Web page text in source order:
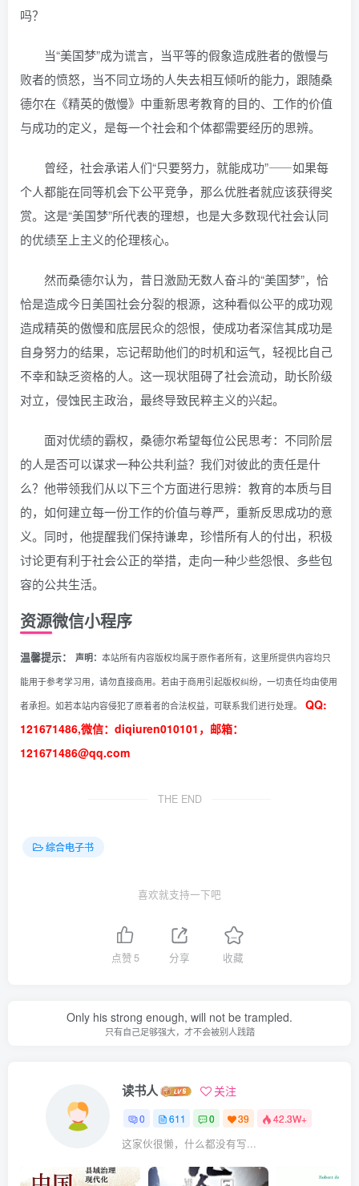
吗？
当“美国梦”成为谎言，当平等的假象造成胜者的傲慢与
败者的愤怒，当不同立场的人失去相互倾听的能力，跟随桑
德尔在《精英的傲慢》中重新思考教育的目的、工作的价值
与成功的定义，是每一个社会和个体都需要经历的思辨。
曾经，社会承诺人们“只要努力，就能成功”⸺如果每
个人都能在同等机会下公平竞争，那么优胜者就应该获得奖
赏。这是“美国梦”所代表的理想，也是大多数现代社会认同
的优绩至上主义的伦理核心。
然而桑德尔认为，昔日激励无数人奋斗的“美国梦”，恰
恰是造成今日美国社会分裂的根源，这种看似公平的成功观
造成精英的傲慢和底层民众的怨恨，使成功者深信其成功是
自身努力的结果，忘记帮助他们的时机和运气，轻视比自己
不幸和缺乏资格的人。这一现状阻碍了社会流动，助长阶级
对立，侵蚀民主政治，最终导致民粹主义的兴起。
面对优绩的霸权，桑德尔希望每位公民思考：不同阶层
的人是否可以谋求一种公共利益？我们对彼此的责任是什
么？他带领我们从以下三个方面进行思辨：教育的本质与目
的，如何建立每一份工作的价值与尊严，重新反思成功的意
义。同时，他提醒我们保持谦卑，珍惜所有人的付出，积极
讨论更有利于社会公正的举措，走向一种少些怨恨、多些包
容的公共生活。
资源微信小程序
温馨提示： 声明： 本站所有内容版权均属于原作者所有，这里所提供内容均只
能用于参考学习用，请勿直接商用。若由于商用引起版权纠纷，一切责任均由使用
者承担。如若本站内容侵犯了原着者的合法权益，可联系我们进行处理。
QQ:
121671486,微信：diqiuren010101，邮箱：
121671486@qq.com
THE END
综合电子书
喜欢就支持一下吧
点赞 5 分享 收藏
Only his strong enough, will not be trampled.
只有自己足够强大，才不会被别人践踏
读书人 关注
0 611 0 39 42.3W+
这家伙很懒，什么都没有写...